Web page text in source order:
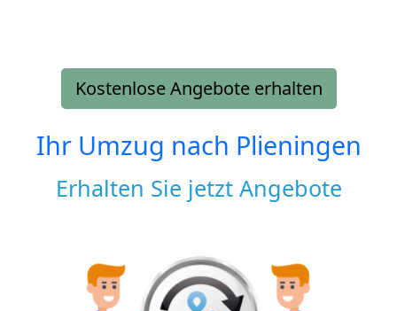
Kostenlose Angebote erhalten
Ihr Umzug nach Plieningen
Erhalten Sie jetzt Angebote